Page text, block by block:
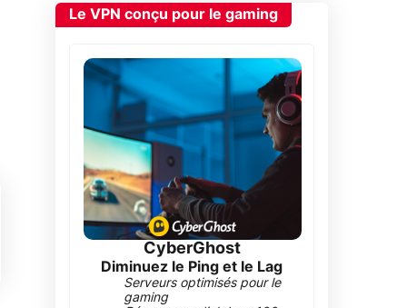
Le VPN conçu pour le gaming
CyberGhost
Diminuez le Ping et le Lag
Serveurs optimisés pour le
gaming